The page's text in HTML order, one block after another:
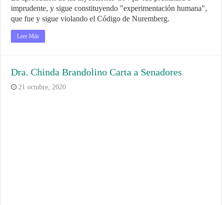
imprudente, y sigue constituyendo "experimentación humana",
que fue y sigue violando el Código de Nuremberg.
Leer Más
Dra. Chinda Brandolino Carta a Senadores
21 octubre, 2020